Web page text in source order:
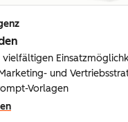
vielfältigen
und
Vorlagen